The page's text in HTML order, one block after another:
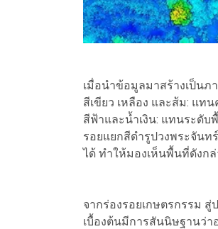
เมื่อนำข้อมูลมาสร้างเป็นภ
สีเขียว เหลือง และส้ม: แ
สีฟ้าและน้ำเงิน: แทนระดั
รอยแยกสีดำรูปวงพระจันท
ได้ ทำให้มองเห็นพื้นที่ดังกล่
จากร่องรอยเกษตรกรรม
เบื้องต้นมีการสันนิษฐานว่า